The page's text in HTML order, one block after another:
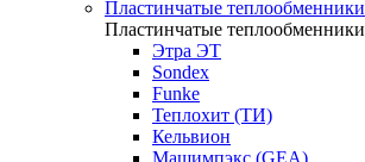
Пластинчатые теплообменники
Пластинчатые теплообменники
Этра ЭТ
Sondex
Funke
Теплохит (ТИ)
Кельвион
Машимпэкс (GEA)